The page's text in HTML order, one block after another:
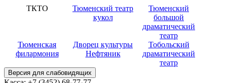
ТКТО
Тюменский театр
кукол
Тюменский
большой
драматический
театр
Тюменская
филармония
Дворец культуры
Нефтяник
Тобольский
драматический
театр
Версия для слабовидящих